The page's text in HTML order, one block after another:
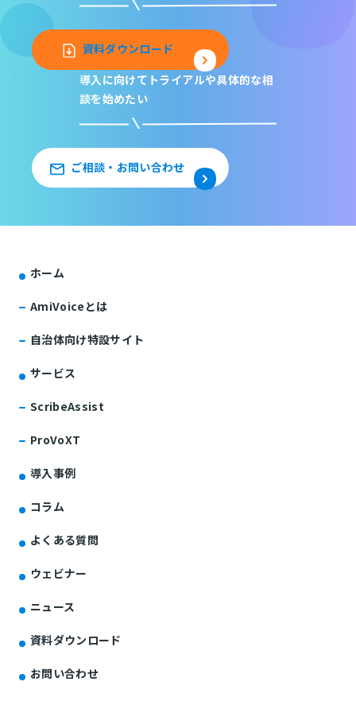
資料ダウンロード
導入に向けてトライアルや具体的な相
談を始めたい
ご相談・お問い合わせ
ホーム
AmiVoiceとは
自治体向け特設サイト
サービス
ScribeAssist
ProVoXT
導入事例
コラム
よくある質問
ウェビナー
ニュース
資料ダウンロード
お問い合わせ